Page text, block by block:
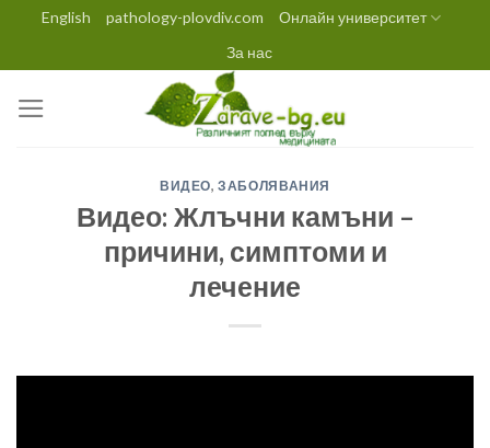
content
English pathology-plovdiv.com
Онлайн университет
За нас
ВИДЕО,ЗАБОЛЯВАНИЯ
Видео: Жлъчни камъни –
причини, симптоми и
лечение